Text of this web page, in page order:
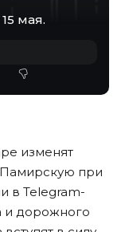
мая.
изменят
Памирскую при
в Telegram-
и дорожного